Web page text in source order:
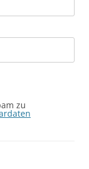
zu